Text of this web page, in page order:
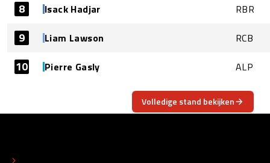
8 Isack Hadjar RBR
9 Liam Lawson RCB
10 Pierre Gasly ALP
Volledige stand bekijken